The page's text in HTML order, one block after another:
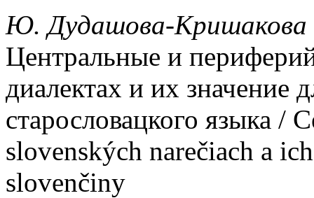
Ю. Дудашова-Кришакова
Центральные и
диалектах и их значение
старословацкого языка /
slovenských narečiach a
slovenčiny